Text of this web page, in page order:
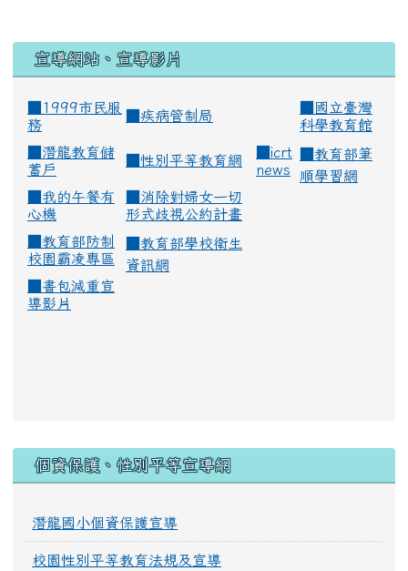
宣導網站、宣導影片
■1999市民服
務
疾病管制局
國立臺灣
科學教育館
潛龍教育儲
蓄戶
性別平等教育網
icrt
news
教育部筆
順學習網
我的午餐有
心機
消除對婦女一切
形式歧視公約計畫
教育部防制
校園霸凌專區
教育部學校衛生
資訊網
書包減重宣
導影片
個資保護、性別平等宣導網
潛龍國小個資保護宣導
校園性別平等教育法規及宣導